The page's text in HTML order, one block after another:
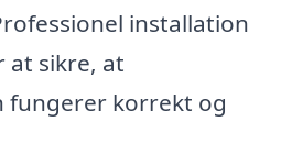
installation
at sikre, at
fungerer korrekt og